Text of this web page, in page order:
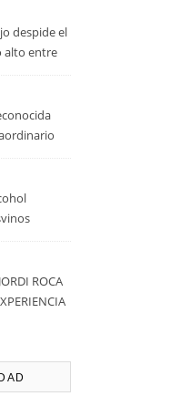
despide el
alto entre
diseñarse
ROCA